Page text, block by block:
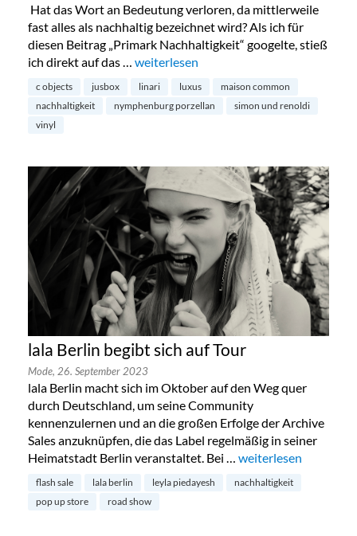
Hat das Wort an Bedeutung verloren, da mittlerweile
fast alles als nachhaltig bezeichnet wird? Als ich für
diesen Beitrag „Primark Nachhaltigkeit“ googelte, stieß
ich direkt auf das … „Nachhaltigkeit und Luxus – ein
weiterlesen
c objects jusbox linari luxus
maison common
nachhaltigkeit
nymphenburg porzellan
simon und renoldi
vinyl
lala Berlin begibt sich auf Tour
Mode, 26. September 2023
lala Berlin macht sich im Oktober auf den Weg quer
durch Deutschland, um seine Community
kennenzulernen und an die großen Erfolge der Archive
Sales anzuknüpfen, die das Label regelmäßig in seiner
Heimatstadt Berlin veranstaltet. Bei … „lala Berlin begibt
weiterlesen
flash sale lala berlin leyla piedayesh
nachhaltigkeit
pop up store
road show